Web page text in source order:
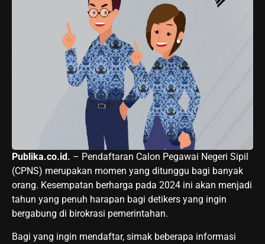
Publika.co.id. – Pendaftaran Calon Pegawai Negeri Sipil
(CPNS) merupakan momen yang ditunggu bagi banyak
orang. Kesempatan berharga pada 2024 ini akan menjadi
tahun yang penuh harapan bagi detikers yang ingin
bergabung di birokrasi pemerintahan.
Bagi yang ingin mendaftar, simak beberapa informasi